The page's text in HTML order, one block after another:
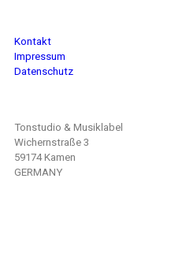
Kontakt
Impressum
Datenschutz
Tonstudio & Musiklabel
Wichernstraße 3
59174 Kamen
GERMANY